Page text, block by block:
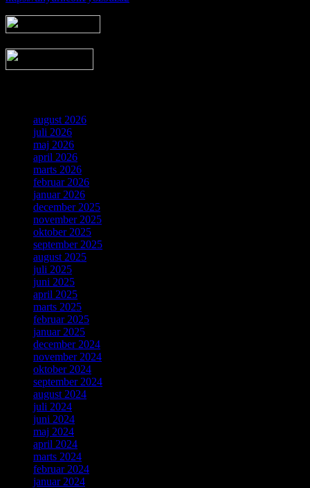
august 2026
juli 2026
maj 2026
april 2026
marts 2026
februar 2026
januar 2026
december 2025
november 2025
oktober 2025
september 2025
august 2025
juli 2025
juni 2025
april 2025
marts 2025
februar 2025
januar 2025
december 2024
november 2024
oktober 2024
september 2024
august 2024
juli 2024
juni 2024
maj 2024
april 2024
marts 2024
februar 2024
januar 2024